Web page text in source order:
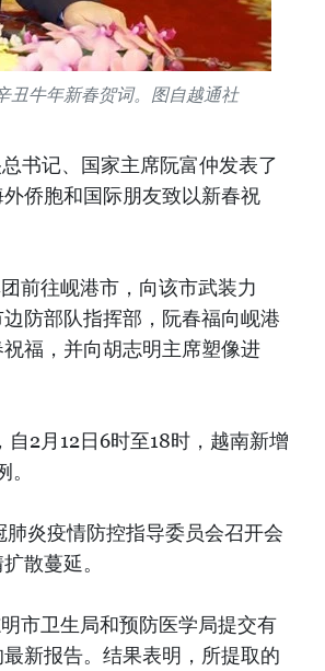
丑牛年新春贺词。图自越通社
书记、国家主席阮富仲发表了
侨胞和国际朋友致以新春祝
前往岘港市，向该市武装力
防部队指挥部，阮春福向岘港
福，并向胡志明主席塑像进
2月12日6时至18时，越南新增
肺炎疫情防控指导委员会召开会
散蔓延。
市卫生局和预防医学局提交有
新报告。结果表明，所提取的